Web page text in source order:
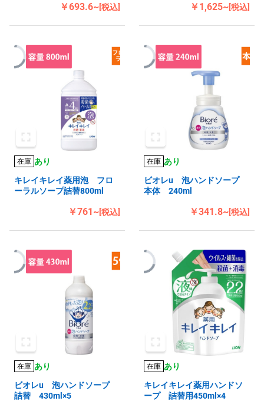
￥693.6~[税込] ￥1,625~[税込]
在庫 あり
キレイキレイ薬用泡 フロ
ーラルソープ詰替800ml
￥761~[税込]
在庫 あり
ビオレu 泡ハンドソープ
本体 240ml
￥341.8~[税込]
在庫 あり
ビオレu 泡ハンドソープ
詰替 430ml×5
在庫 あり
キレイキレイ薬用ハンドソ
ープ 詰替用450ml×4